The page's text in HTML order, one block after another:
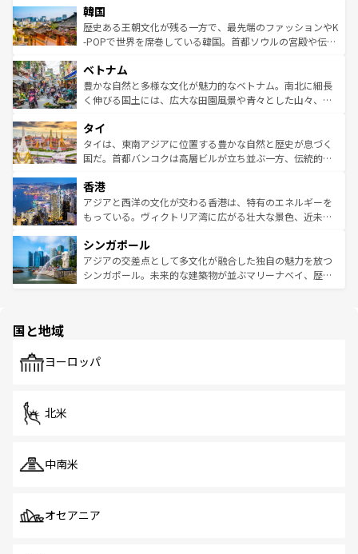
はコンテンツ一覧
いる。アクティビティも充実しており、サーフィンやダイ
ビング、ハイキングなど、アウトドア好きにはたまらな
い。オーストラリアの多彩な魅力を存分に味わいつくそ
参照してほしい。
ン）、静ひつな山岳地帯である台湾東部など、都市の喧騒
と山間の静けさが共存しており、訪れる人に新しい発見と
驚きをもたらしてくれる。また、奥深い台湾の食文化も魅
容にもいいと評判のスイーツなど、バラエティ豊かな料理
が味わえる。 なお、新着の台湾情報は コンテンツ一覧を参
照してほしい。
韓国
歴史ある王朝文化が残る一方で、最先端のファッションやK
-POPで世界を席巻している韓国。首都ソウルの宮殿や伝統
き、地方に足を延ばせば四季折々の自然美を楽しむことが
できる。そして、キムチや焼肉、絶品のストリートフード
まで、さまざまな韓国料理が待っている。夜には、韓国な
リティに包まれながら、韓国の多彩な魅力を心ゆくまで味
わってみてほしい。 なお、新着の韓国情報はコンテンツ一
覧を参照してほしい。
ベトナム
豊かな自然と多様な文化が魅力的なベトナム。南北に細長
く伸びる国土には、広大な田園風景や青々とした山々、世
急速な発展と共に伝統が息づく。ハノイの古い町並みやホ
ーチミン市のフランス統治時代の建物も、独特の雰囲気を
醸し出している。また、バラエティの豊かさとおいしさで
とつ。フォーやバインミー、ベトナムコーヒーなどは、ぜ
ひ現地で味わいたい。どの地域を訪れてもあたたかい人々
が旅行者を迎えてくれるので、きっと忘れられない旅にな
参照してほしい。
タイ
タイは、東南アジアに位置する豊かな自然と歴史が息づく
国だ。首都バンコクは高層ビルが立ち並ぶ一方、伝統的な
の活気が交差している。北部ではチェンマイなどの山岳地
帯で自然と触れ合い、南部ではプーケットやクラビの美し
いビーチでリゾート気分を楽しむことができる。タイ料理
激する。気候は一年中温暖で、どの季節にも異なる楽しみ
が待っている。親しみやすいタイの人々、仏教を中心とし
た文化、そして多様な観光資源が、訪れる旅人を魅了し続
香港
アジアと西洋の文化が交わる香港は、特有のエネルギーを
もっている。ヴィクトリア湾に広がる壮大な景色、近未来
み、どこを訪れても感動するはず。観光スポットが密集し
ており、効率よく見どころを回れるのも魅力。息をのむよ
うな絶景から文化的な体験まで、香港を存分に楽しみ尽く
シンガポール
アジアの交差点として多文化が融合した独自の魅力を放つ
シンガポール。未来的な建築物が並ぶマリーナベイ、歴史
で、ホーカーズは地元の風情を楽しめる外せないスポット
国と地域
ヨーロッパ
北米
中南米
オセアニア